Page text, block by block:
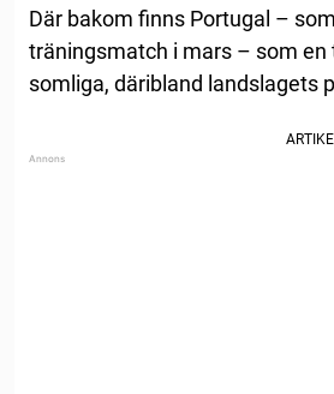
Där bakom finns Portugal –
träningsmatch i mars – som
somliga, däribland landslagets